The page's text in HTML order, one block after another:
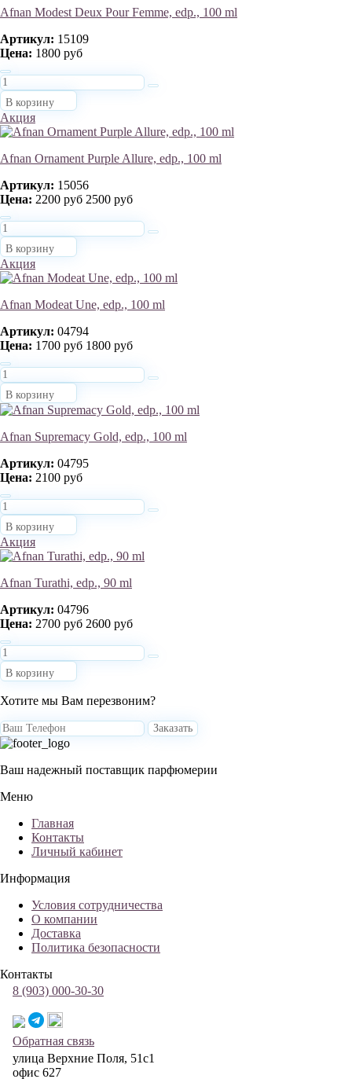
Afnan Modest Deux Pour Femme, edp., 100 ml
Артикул: 15109
Цена: 1800 руб
В корзину
Акция
Afnan Ornament Purple Allure, edp., 100 ml
Артикул: 15056
Цена: 2200 руб 2500 руб
В корзину
Акция
Afnan Modeat Une, edp., 100 ml
Артикул: 04794
Цена: 1700 руб 1800 руб
В корзину
Afnan Supremacy Gold, edp., 100 ml
Артикул: 04795
Цена: 2100 руб
В корзину
Акция
Afnan Turathi, edp., 90 ml
Артикул: 04796
Цена: 2700 руб 2600 руб
В корзину
Хотите мы Вам перезвоним?
Заказать
Ваш надежный поставщик парфюмерии
Меню
Главная
Контакты
Личный кабинет
Информация
Условия сотрудничества
О компании
Доставка
Политика безопасности
Контакты
8 (903) 000-30-30
Обратная связь
улица Верхние Поля, 51с1
офис 627